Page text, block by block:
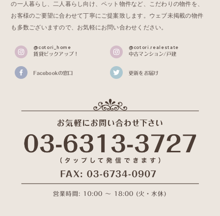
の一人暮らし、二人暮らし向け、ペット物件など、こだわりの物件を、
お客様のご要望に合わせて丁寧にご提案致します。ウェブ未掲載の物件
も多数ございますので、お気軽にお問い合わせください。
@cotori_home
賃貸ピックアップ！
@cotori.realestate
中古マンション/戸建
Facebookの窓口 更新をお届け
営業時間: 10:00 〜 18:00 (火・水休)